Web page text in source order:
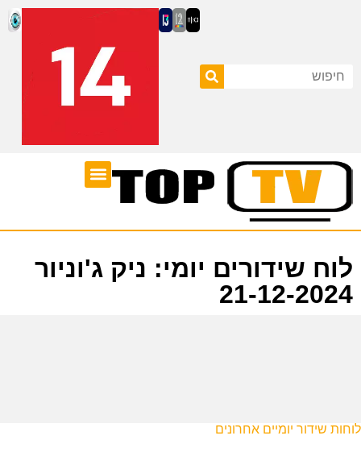
לוח שידורים יומי: ניק ג'וניור
21-12-2024
לוחות שידור יומיים אחרונים